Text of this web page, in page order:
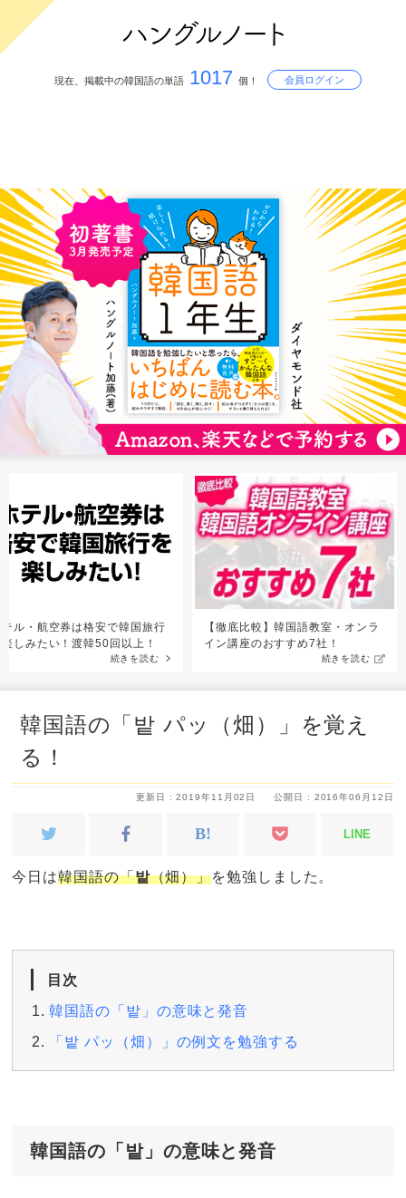
現在、掲載中の韓国語の単語 1017 個！ 会員ログイン
ル・航空券は格安で韓国旅行
しみたい！渡韓50回以上！
続きを読む
【徹底比較】韓国語教室・オンラ
イン講座のおすすめ7社！
続きを読む
韓国語の「밭 パッ（畑）」を覚え
る！
公開日 : 2016年06月12日
更新日 : 2019年11月02日
LINE
今日は韓国語の「밭（畑）」を勉強しました。
目次
韓国語の「밭」の意味と発音
「밭 パッ（畑）」の例文を勉強する
韓国語の「밭」の意味と発音